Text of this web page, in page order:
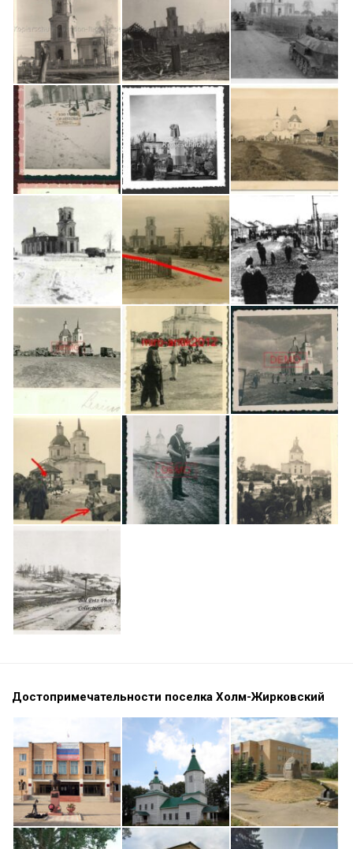
Достопримечательности поселка Холм-Жирковский